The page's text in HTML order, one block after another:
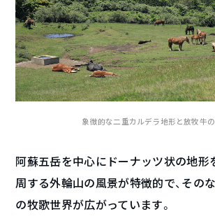
象徴的な二重カルデラ地形と放牧牛
阿蘇五岳を中心にドーナッツ状の地形
周する外輪山の風景が特徴的で、その
の牧歌世界が広がっています。